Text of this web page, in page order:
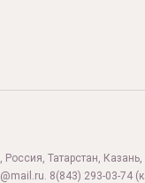
Татарстан, Казань,
. 8(843) 293-03-74